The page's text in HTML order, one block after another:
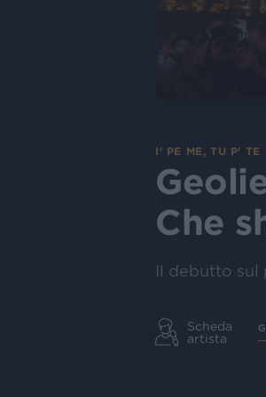
I' PE ME, TU P' TE
Che
Il debutto
Scheda
artista